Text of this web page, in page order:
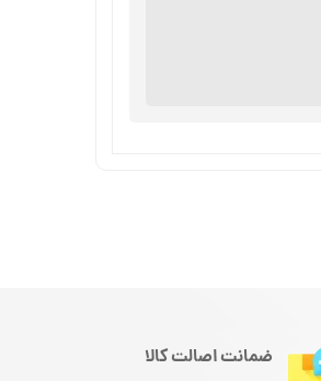
ضمانت اصالت کالا